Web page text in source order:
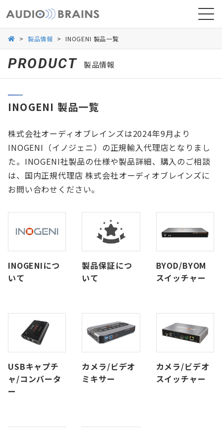
導入事例
お問い合わせ
> 製品情報 > INOGENI 製品一覧
PRODUCT 製品情報
INOGENI 製品一覧
株式会社オーディオブレインズは2024年9月より
INOGENI（イノジェニ）の正規輸入代理店となりまし
た。INOGENI社製品の仕様や製品詳細、購入のご相談
は、国内正規代理店 株式会社オーディオブレインズに
お問い合わせください。
INOGENIにつ
いて
製品保証につ
いて
BYOD/BYOM
スイッチャー
USBキャプチ
ャ/コンバータ
ー
カメラ/ビデオ
ミキサー
カメラ/ビデオ
スイッチャー